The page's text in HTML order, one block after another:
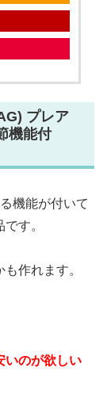
プレア
機能付
機能が付いて
す。
作れます。
いのが欲しい